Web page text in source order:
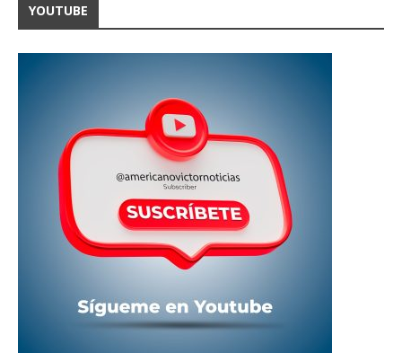
YOUTUBE